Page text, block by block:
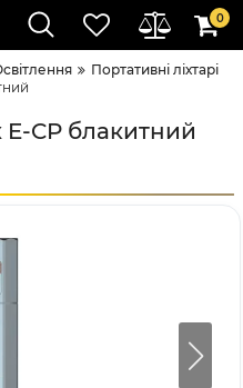
0
Портативні ліхтарі
CP блакитний